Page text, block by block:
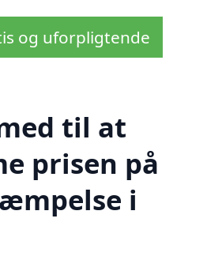
og uforpligtende
til at
prisen på
i